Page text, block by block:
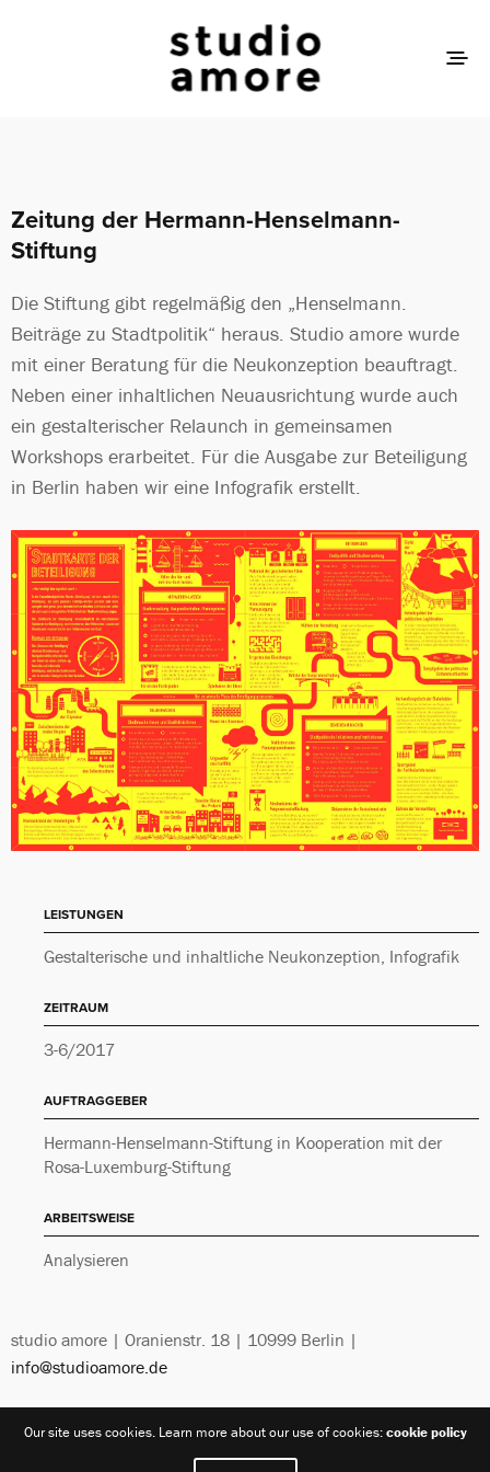
Zeitung der Hermann-Henselmann-
Stiftung
Die Stiftung gibt regelmäßig den „Henselmann.
Beiträge zu Stadtpolitik“ heraus. Studio amore wurde
mit einer Beratung für die Neukonzeption beauftragt.
Neben einer inhaltlichen Neuausrichtung wurde auch
ein gestalterischer Relaunch in gemeinsamen
Workshops erarbeitet. Für die Ausgabe zur Beteiligung
in Berlin haben wir eine Infografik erstellt.
LEISTUNGEN
Gestalterische und inhaltliche Neukonzeption, Infografik
ZEITRAUM
3-6/2017
AUFTRAGGEBER
Hermann-Henselmann-Stiftung in Kooperation mit der
Rosa-Luxemburg-Stiftung
ARBEITSWEISE
Analysieren
studio amore | Oranienstr. 18 | 10999 Berlin |
info@studioamore.de
Our site uses cookies. Learn more about our use of cookies:cookie policy